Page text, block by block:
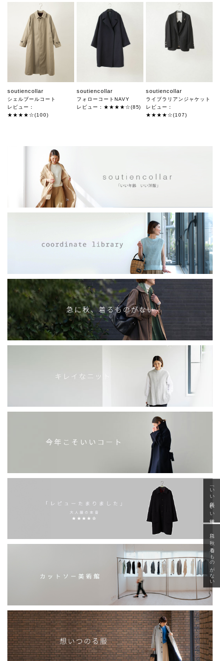
soutiencollar
シェルブールコート
レビュー：
★★★★☆(100)
soutiencollar
フォローコートNAVY
レビュー：★★★★☆(85)
soutiencollar
ライブラリアンジャケット
レビュー：
★★★★☆(107)
「いい年齢 いい洋服」
急に秋、着るものがない